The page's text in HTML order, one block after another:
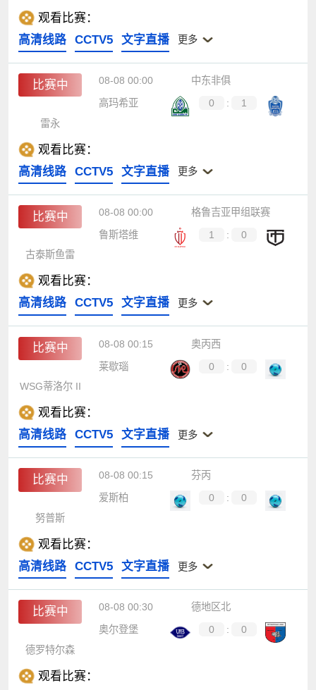
观看比赛：
高清线路
CCTV5 文字直播 更多
比赛中 08-08 00:00
中东非俱
高玛希亚
0 :
1
雷永
观看比赛：
高清线路
CCTV5 文字直播 更多
比赛中 08-08 00:00
格鲁吉亚甲组联赛
鲁斯塔维
1 :
0
古泰斯鱼雷
观看比赛：
高清线路
CCTV5 文字直播 更多
比赛中 08-08 00:15
奥丙西
莱歇瑙
0 :
0
WSG蒂洛尔 II
观看比赛：
高清线路
CCTV5 文字直播 更多
比赛中 08-08 00:15
芬丙
爱斯柏
0 :
0
努普斯
观看比赛：
高清线路
CCTV5 文字直播 更多
比赛中 08-08 00:30
德地区北
奥尔登堡
0 :
0
德罗特尔森
观看比赛：